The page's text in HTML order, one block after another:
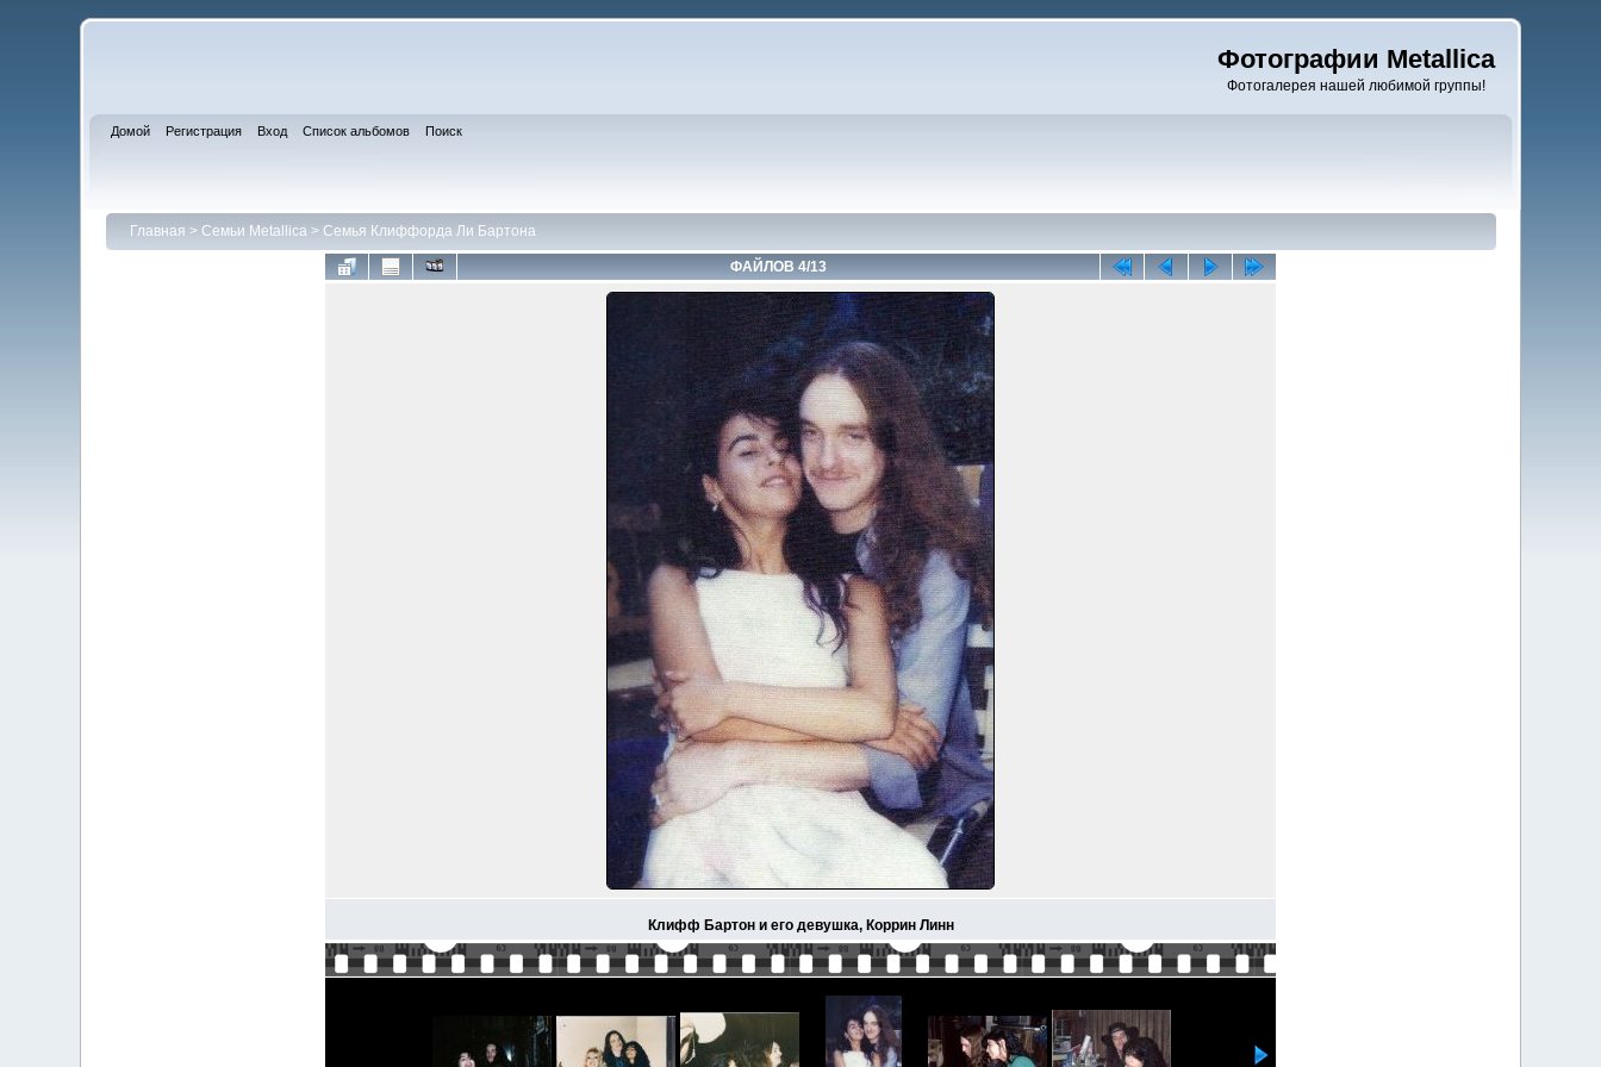
Фотографии Metallica
Фотогалерея нашей любимой группы!
Домой Регистрация Вход Список альбомов Поиск
Главная > Семьи Metallica> Семья Клиффорда Ли Бартона
ФАЙЛОВ 4/13
Клифф Бартон и его девушка, Коррин Линн